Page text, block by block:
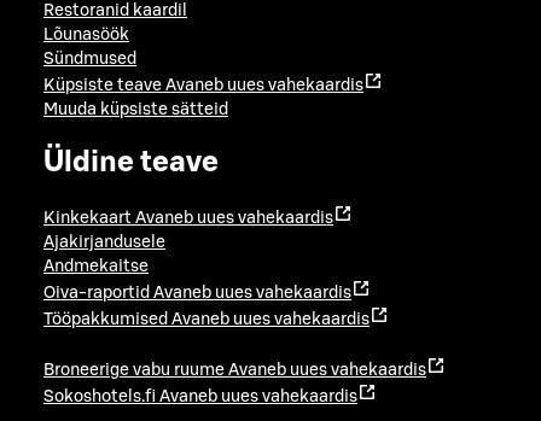
Restoranid kaardil
Lõunasöök
Sündmused
Küpsiste teave Avaneb uues vahekaardis
Muuda küpsiste sätteid
Üldine teave
Kinkekaart Avaneb uues vahekaardis
Ajakirjandusele
Andmekaitse
Oiva-raportid Avaneb uues vahekaardis
Tööpakkumised Avaneb uues vahekaardis
Broneerige vabu ruume Avaneb uues vahekaardis
Sokoshotels.fi Avaneb uues vahekaardis